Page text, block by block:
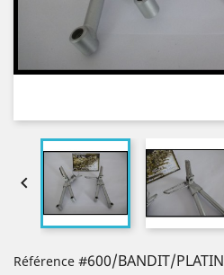

Référence #600/BANDIT/